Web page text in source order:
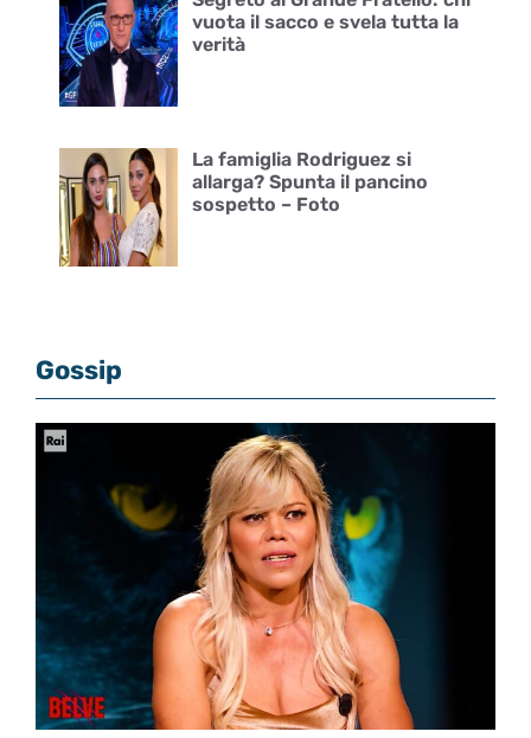
vuota il sacco e svela tutta la
verità
La famiglia Rodriguez si
allarga? Spunta il pancino
sospetto – Foto
Gossip